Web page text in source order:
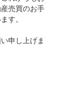
売買のお手
す。
申し上げま